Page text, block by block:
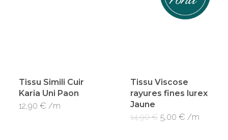
Tissu Simili Cuir
Karia Uni Paon
12,90 € /m
Tissu Viscose
rayures fines lurex
Jaune
14,90€ Le
prix
5,00 €Le
/m